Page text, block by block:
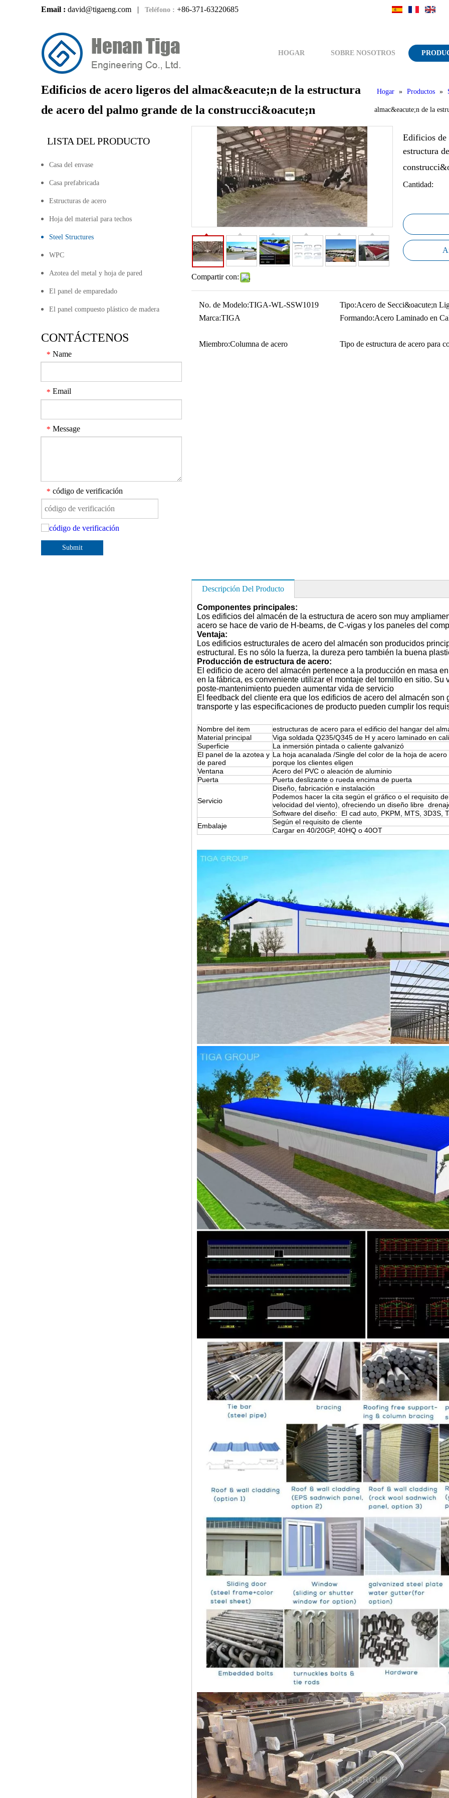
Email : david@tigaeng.com | Teléfono : +86-371-63220685
HOGAR SOBRE NOSOTROS
Edificios de acero ligeros del almac&eacute;n de la estructura
de acero del palmo grande de la construcci&oacute;n
Hogar » Productos »
almac&eacute;n de la
LISTA DEL PRODUCTO
Casa del envase
Casa prefabricada
Estructuras de acero
Hoja del material para techos
Steel Structures
WPC
Azotea del metal y hoja de pared
El panel de emparedado
El panel compuesto plástico de madera
CONTÁCTENOS
* Name
* Email
* Message
* código de verificación
Submit
Compartir con:
Edificios de
estructura
Cantidad:
No. de Modelo:TIGA-WL-SSW1019 Tipo:Acero de Secci&oacute;n
Marca:TIGA Formando:Acero Laminado en
Miembro:Columna de acero Tipo de estructura de acero para
Descripción Del Producto
Componentes principales:
Los edificios del almacén de la estructura de acero son muy
acero se hace de vario de H-beams, de C-vigas y los paneles del
Ventaja:
Los edificios estructurales de acero del almacén son producidos
estructural. Es no sólo la fuerza, la dureza pero también la buena
Producción de estructura de acero:
El edificio de acero del almacén pertenece a la producción en masa
en la fábrica, es conveniente utilizar el montaje del tornillo en sitio.
poste-mantenimiento pueden aumentar vida de servicio
El feedback del cliente era que los edificios de acero del almacén
transporte y las especificaciones de producto pueden cumplir los
Nombre del item
estructuras de acero para el edificio del hangar del
Material principal
Viga soldada Q235/Q345 de H y acero laminado en
Superficie
La inmersión pintada o caliente galvanizó
El panel de la azotea y
de pared
La hoja acanalada /Single del color de la hoja de
porque los clientes eligen
Ventana
Acero del PVC o aleación de aluminio
Puerta
Puerta deslizante o rueda encima de puerta
Servicio
Diseño, fabricación e instalación
Podemos hacer la cita según el gráfico o el requisito
velocidad del viento), ofreciendo un diseño libre
Software del diseño: El cad auto, PKPM, MTS, 3D3S,
Embalaje
Según el requisito de cliente
Cargar en 40/20GP, 40HQ o 40OT